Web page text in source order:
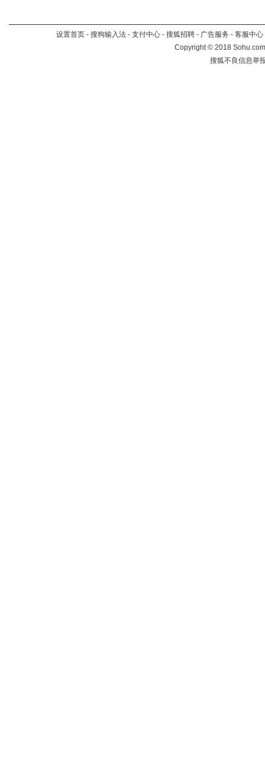
设置首页 - 搜狗输入法 - 支付中心 - 搜狐招聘 - 广告服务 - 客服中心
Copyright©2018
搜狐不良信息举